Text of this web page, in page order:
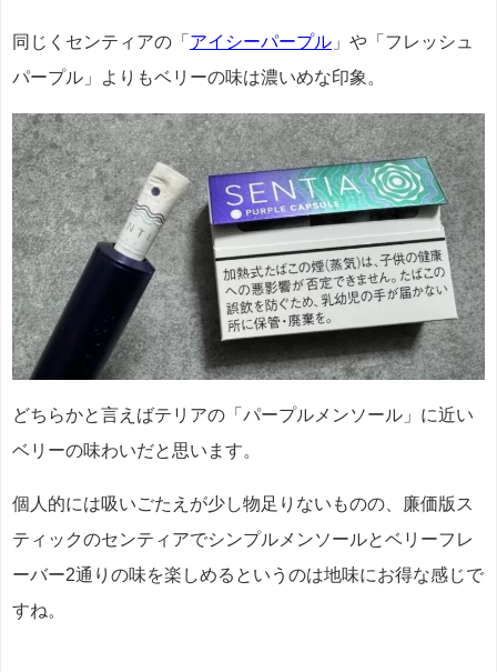
同じくセンティアの「 アイシーパープル 」や「フレッシュ
パープル」よりもベリーの味は濃いめな印象。
どちらかと言えばテリアの「パープルメンソール」に近い
ベリーの味わいだと思います。
個人的には吸いごたえが少し物足りないものの、廉価版ス
ティックのセンティアでシンプルメンソールとベリーフレ
ーバー2通りの味を楽しめるというのは地味にお得な感じで
すね。